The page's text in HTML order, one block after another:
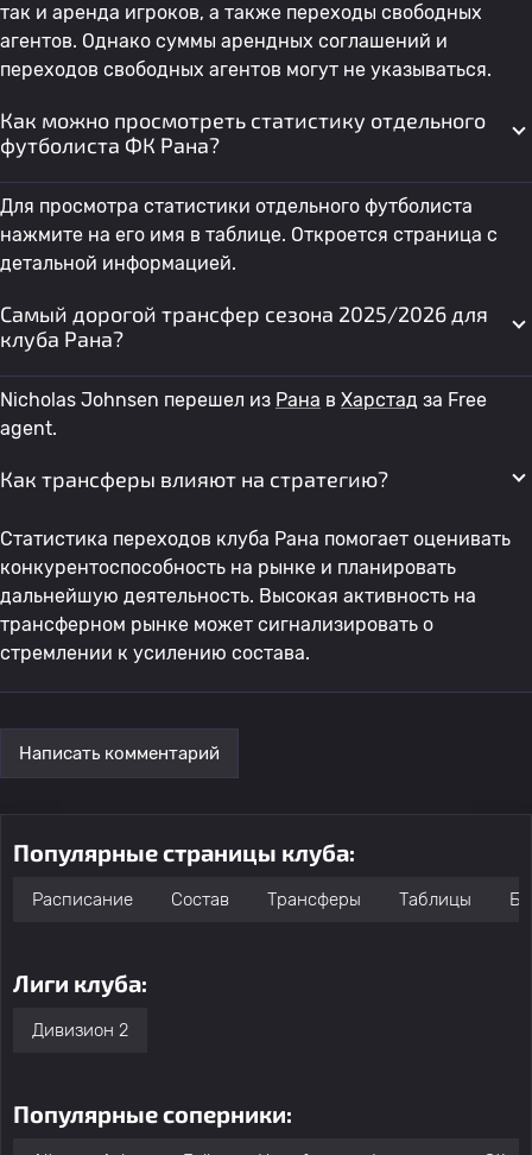
так и аренда игроков, а также переходы свободных
агентов. Однако суммы арендных соглашений и
переходов свободных агентов могут не указываться.
Как можно просмотреть статистику отдельного
футболиста ФК Рана?
Для просмотра статистики отдельного футболиста
нажмите на его имя в таблице. Откроется страница с
детальной информацией.
Самый дорогой трансфер сезона 2025/2026 для
клуба Рана?
Nicholas Johnsen перешел из Рана в Харстад за Free
agent.
Как трансферы влияют на стратегию?
Статистика переходов клуба Рана помогает оценивать
конкурентоспособность на рынке и планировать
дальнейшую деятельность. Высокая активность на
трансферном рынке может сигнализировать о
стремлении к усилению состава.
Написать комментарий
Популярные страницы клуба:
Расписание Состав Трансферы Таблицы
Лиги клуба:
Дивизион 2
Популярные соперники: